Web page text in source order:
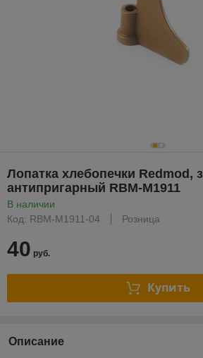
Лопатка хлебопечки Redmod,
антипригарный RBM-M1911
В наличии
Код: RBM-M1911-04
Розница
40 руб.
Купить
Описание